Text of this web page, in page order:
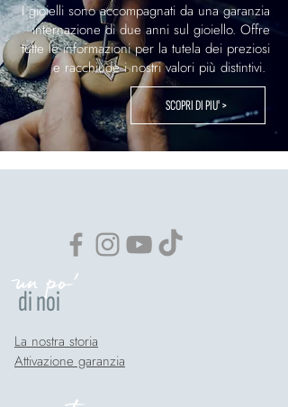
I gioielli sono accompagnati da una garanzia
internazione di due anni sul gioiello. Offre
tutte le informazioni per la tutela dei preziosi
e racchiude i nostri valori più distintivi.
SCOPRI DI PIU' >
di noi
un po'
La nostra storia
Attivazione garanzia